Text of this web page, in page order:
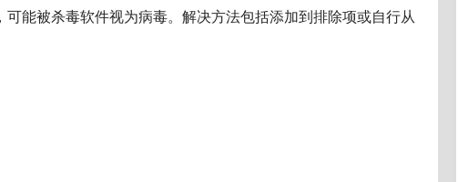
能被杀毒软件视为病毒。解决方法包括添加到排除项或自行从